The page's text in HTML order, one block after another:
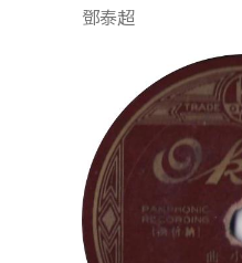
鄧泰超